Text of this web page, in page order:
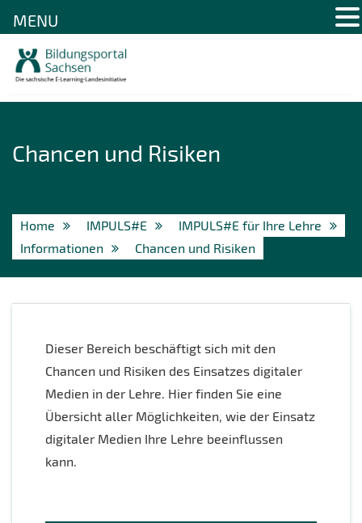
Chancen und Risiken
Home IMPULS#E
IMPULS#E für Ihre Lehre
Informationen
Chancen und Risiken
Dieser Bereich beschäftigt sich mit den
Chancen und Risiken des Einsatzes digitaler
Medien in der Lehre. Hier finden Sie eine
Übersicht aller Möglichkeiten, wie der Einsatz
digitaler Medien Ihre Lehre beeinflussen
kann.
MENU